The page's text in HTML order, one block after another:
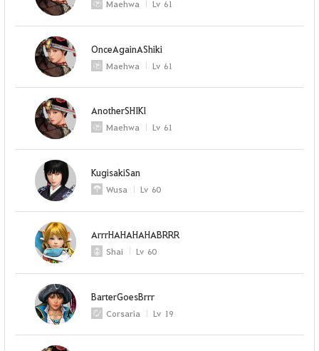
Maehwa Lv 61
OnceAgainAShiki
Maehwa Lv 61
AnotherSHIKl
Maehwa Lv 61
KugisakiSan
Wusa Lv 60
ArrrHAHAHAHABRRR
Shai Lv 60
BarterGoesBrrr
Corsaria Lv 19